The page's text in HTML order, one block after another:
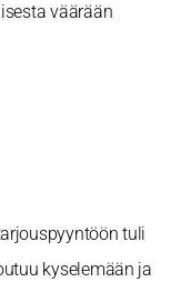
väärään
tuli
kyselemään ja